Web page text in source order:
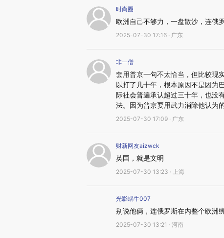
时尚圈
欧洲自己不够力，一盘散沙，连俄
2025-07-30 17:16 · 广东
非一僧
套用普京一句不太恰当，但比较现
以打了几十年，根本原因不是因为
际社会普遍承认超过三十年，也没
法。因为普京要用武力消除他认为
2025-07-30 17:09 · 广东
财新网友aizwck
英国，就是文明
2025-07-30 13:23 · 上海
光影蜗牛007
别说他俩，连俄罗斯在内整个欧洲
2025-07-30 13:21 · 河南